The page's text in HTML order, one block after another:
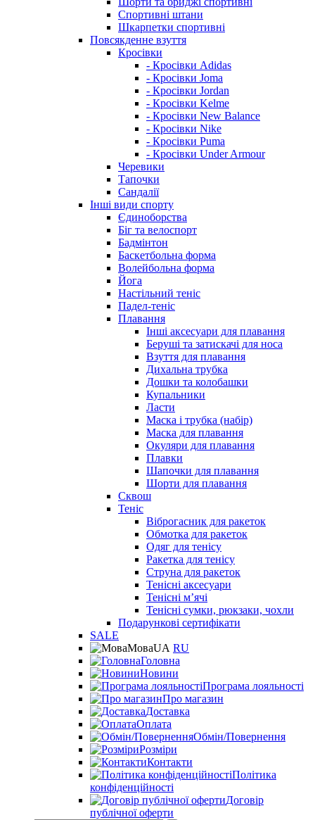
Спортивні штани
Шкарпетки спортивні
Повсякденне взуття
Кросівки
- Кросівки Adidas
- Кросівки Joma
- Кросівки Jordan
- Кросівки Kelme
- Кросівки New Balance
- Кросівки Nike
- Кросівки Puma
- Кросівки Under Armour
Черевики
Тапочки
Сандалії
Інші види спорту
Єдиноборства
Біг та велоспорт
Бадмінтон
Баскетбольна форма
Волейбольна форма
Йога
Настільний теніс
Падел-теніс
Плавання
Інші аксесуари для плавання
Беруші та затискачі для носа
Взуття для плавання
Дихальна трубка
Дошки та колобашки
Купальники
Ласти
Маска і трубка (набір)
Маска для плавання
Окуляри для плавання
Плавки
Шапочки для плавання
Шорти для плавання
Сквош
Теніс
Віброгасник для ракеток
Обмотка для ракеток
Одяг для тенісу
Ракетка для тенісу
Струна для ракеток
Тенісні аксесуари
Тенісні мʼячі
Тенісні сумки, рюкзаки, чохли
Подарункові сертифікати
SALE
МоваUA RU
Головна
Новини
Програма лояльності
Про магазин
Доставка
Оплата
Обмін/Повернення
Розміри
Контакти
Політика
конфіденційності
Договір
публічної оферти